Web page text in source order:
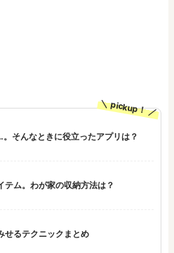
pickup！
そんなときに役立ったアプリは？
テム。わが家の収納方法は？
せるテクニックまとめ